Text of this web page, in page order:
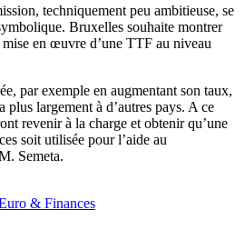
techniquement peu ambitieuse, se
Bruxelles souhaite montrer
en œuvre d’une TTF au niveau
par exemple en augmentant son taux,
plus largement à d’autres pays. A ce
revenir à la charge et obtenir qu’une
soit utilisée pour l’aide au
Semeta.
& Finances